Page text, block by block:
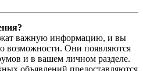
важную информацию, и вы
возможности. Они появляются
и в вашем личном разделе.
объявлений предоставляются